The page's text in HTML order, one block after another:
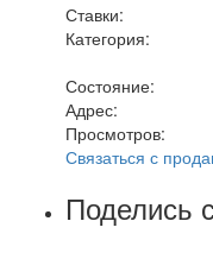
Ставки:
Категория:
Состояние:
Адрес:
Просмотров:
Связаться с
Поделись